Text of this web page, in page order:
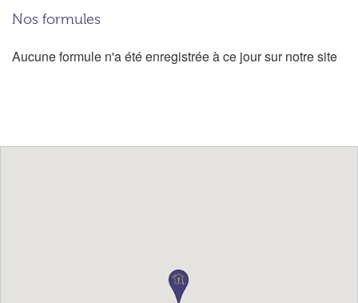
Nos formules
Aucune formule n'a été enregistrée à ce jour sur notre site